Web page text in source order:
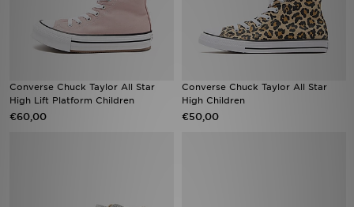
Converse Chuck Taylor All Star
High Lift Platform Children
€60,00
Converse Chuck Taylor All Star
High Children
€50,00